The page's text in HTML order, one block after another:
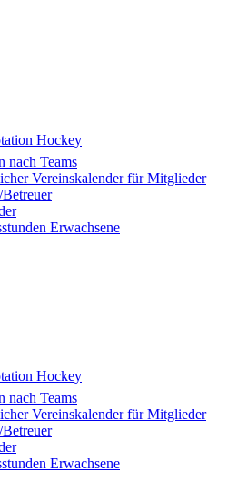
Hockey
nach Teams
Vereinskalender für Mitglieder
Erwachsene
Hockey
nach Teams
Vereinskalender für Mitglieder
Erwachsene